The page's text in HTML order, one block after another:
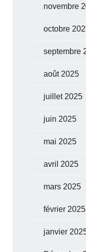
novembre
octobre
septembre
août 2025
juillet 2025
juin 2025
mai 2025
avril 2025
mars 2025
février 2025
janvier